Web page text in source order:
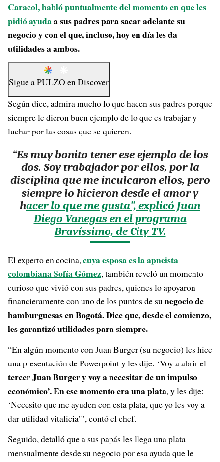
Caracol, habló puntualmente del momento en queles
pidió ayudaa sus padres para sacar adelante su
negocio y con el que, incluso, hoy en día les da
utilidades a ambos.
Sigue aPULZO enDiscover
Según dice, admira mucho lo que hacen sus padres porque
siempre le dieron buen ejemplo de lo que es trabajar y
luchar por las cosas que se quieren.
“Es muy bonito tener ese ejemplo de los
dos. Soy trabajador por ellos, por la
disciplina que me inculcaron ellos, pero
siempre lo hicieron desde el amory
hacer lo que me gusta”, explicó Juan
Diego Vanegas en el programa
Bravíssimo, de City TV.
El experto en cocina,cuya esposa es la apneista
colombiana Sofía Gómez, también reveló un momento
curioso que vivió con sus padres, quienes lo apoyaron
financieramente con uno de los puntos de sunegocio de
hamburguesas en Bogotá. Dice que, desde el comienzo,
les garantizó utilidades para siempre.
“En algún momento con Juan Burger (su negocio) les hice
una presentación de Powerpoint y les dije: ‘Voy a abrir el
tercer Juan Burger y voy a necesitar de un impulso
económico’. En ese momento era una plata, y les dije:
‘Necesito que me ayuden con esta plata, que yo les voy a
dar utilidad vitalicia’”, contó el chef.
Seguido, detalló que a sus papás les llega una plata
mensualmente desde su negocio por esa ayuda que le